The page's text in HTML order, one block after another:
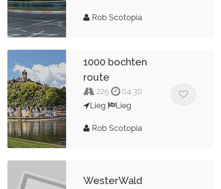
Rob Scotopia
1000 bochten
route
225
04:30
Lieg
Lieg
Rob Scotopia
WesterWald